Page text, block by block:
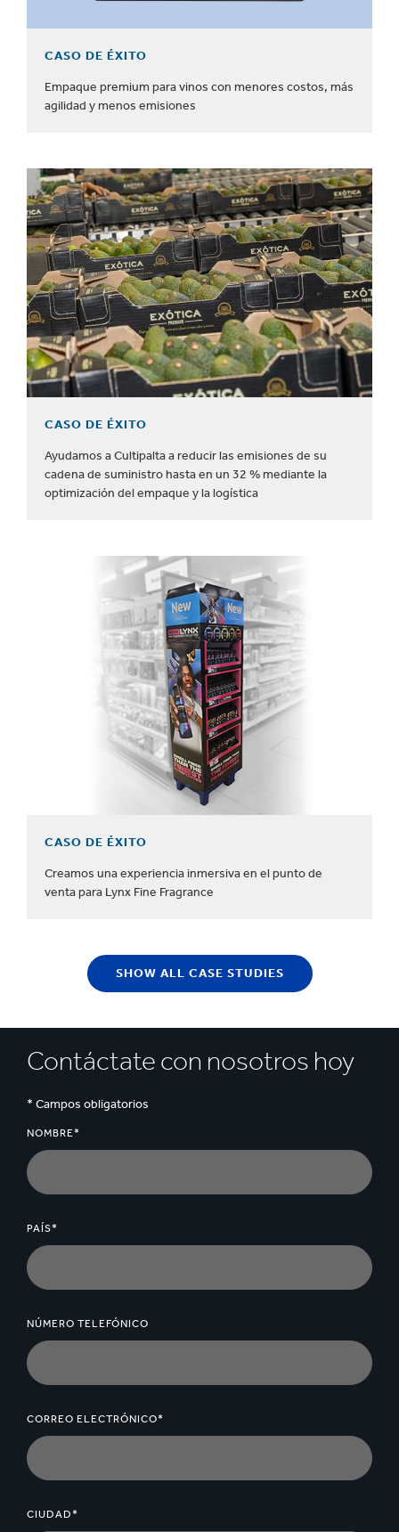
CASO DE ÉXITO
Empaque premium para vinos con menores costos, más
agilidad y menos emisiones
CASO DE ÉXITO
Ayudamos a Cultipalta a reducir las emisiones de su
cadena de suministro hasta en un 32 % mediante la
optimización del empaque y la logística
CASO DE ÉXITO
Creamos una experiencia inmersiva en el punto de
venta para Lynx Fine Fragrance
SHOW ALL CASE STUDIES
Contáctate con nosotros hoy
* Campos obligatorios
NOMBRE*
PAÍS*
NÚMERO TELEFÓNICO
CORREO ELECTRÓNICO*
CIUDAD*